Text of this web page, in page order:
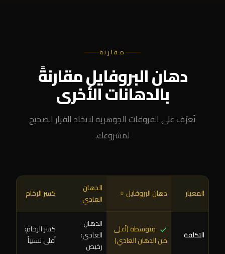
مقارنة
دهان البروفايل مقارنةً
بالدهانات الأخرى
تَعرّف على الفروقات الجوهرية لاتخاذ القرار الصحيح
لمشروعك.
المعيار دهان البروفايل ⭐
الدهان
العادي
كسر الرخام
التكلفة
متوسطة (أعلى
من الدهان العادي)
الدهان
العادي:
رخيص
كسر الرخام:
أعلى نسبياً